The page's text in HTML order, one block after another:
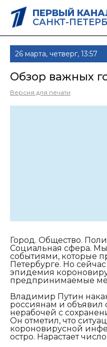
ПЕРВЫЙ
САНКТ-
26 марта, четверг, 13:57
Обзор важных
Версия для печати
Город. Общество.
Социальная сфера.
событиями, которые
Петербурге. Но
эпидемия
предпринимаемые
Владимир Путин
россиянам и
нерабочей с
Он отметил, что
короновирусной
остро. Нарастает